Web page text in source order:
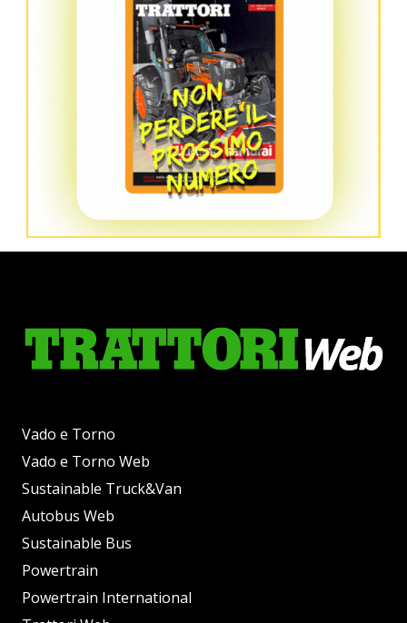
Vado e Torno
Vado e Torno Web
Sustainable Truck&Van
Autobus Web
Sustainable Bus
Powertrain
Powertrain International